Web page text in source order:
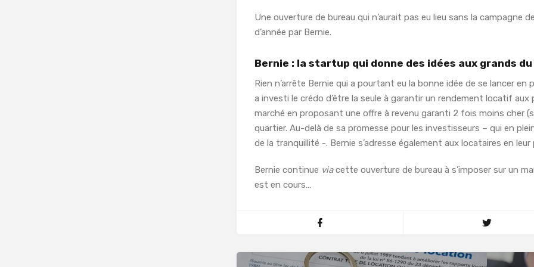
Une ouverture de bureau qui n’aurait pas eu lieu sans la campagne
d’année par Bernie.
Bernie : la startup qui donne des idées aux grands
Rien n’arrête Bernie qui a pourtant eu la bonne idée de se lancer en
a investi le crédo d’être la seule à garantir un rendement locatif aux
marché en proposant une offre à revenu garanti 2 fois moins cher
quartier. Au-delà de sa promesse pour les investisseurs – qui en
de la tranquillité -. Bernie s’adresse également aux locataires en
Bernie continue viacette ouverture de bureau à s’imposer sur un
est en cours…